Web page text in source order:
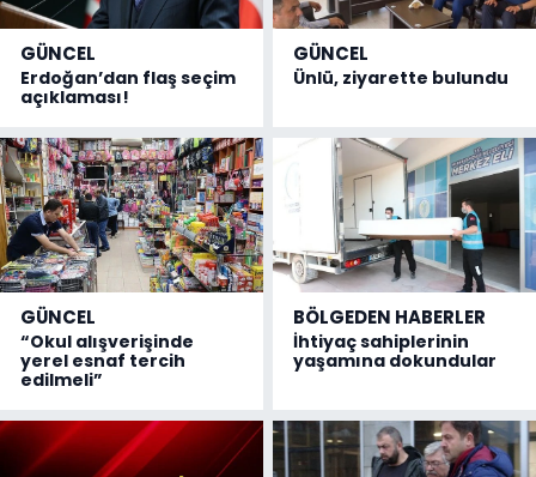
GÜNCEL
Erdoğan’dan flaş seçim
açıklaması!
GÜNCEL
Ünlü, ziyarette bulundu
GÜNCEL
“Okul alışverişinde
yerel esnaf tercih
edilmeli”
BÖLGEDEN HABERLER
İhtiyaç sahiplerinin
yaşamına dokundular